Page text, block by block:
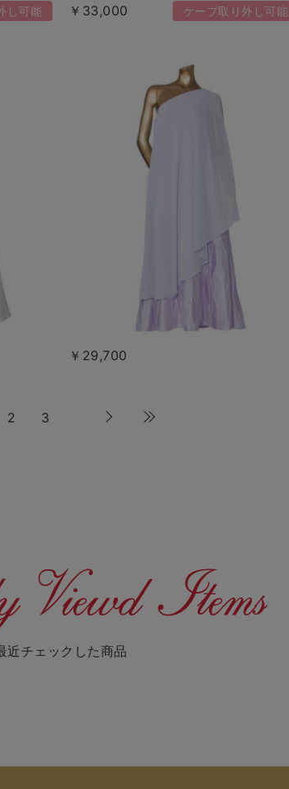
し可能 ￥33,000 ケープ取り外し可能
￥29,700
2 3
近チェックした商品